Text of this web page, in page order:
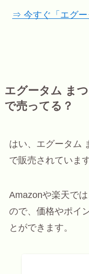
⇒ 今すぐ「エグー
エグータム ま
で売ってる？
はい、エグータム
で販売されています
Amazonや楽天で
ので、価格やポイ
とができます。